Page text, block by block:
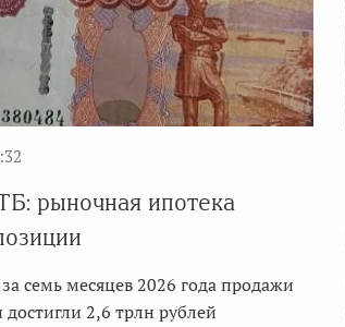
рыночная ипотека
семь месяцев 2026 года продажи
2,6 трлн рублей